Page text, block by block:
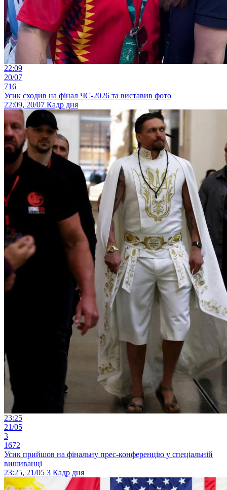
22:09
20/07
716
Усик сходив на фінал ЧС-2026 та виставив фото
22:09, 20/07 Кадр дня
23:25
21/05
3
1672
Усик прийшов на фінальну прес-конференцію у спеціальній
вишиванці
23:25, 21/05 3 Кадр дня